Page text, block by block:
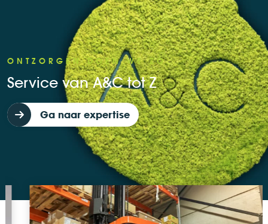
ONTZORGEN DOEN WE ZO
Service van A&C tot Z
Ga naar expertise